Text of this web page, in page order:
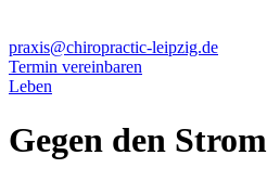
praxis@chiropractic-leipzig.de
Termin vereinbaren
Leben
Gegen den Strom